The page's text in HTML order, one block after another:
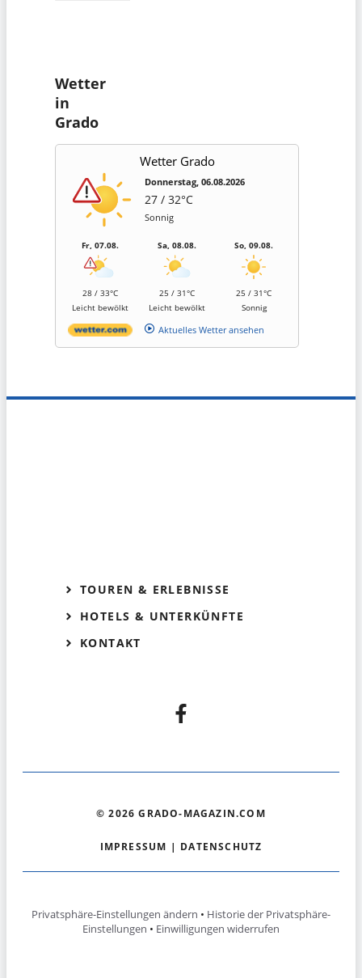
Wetter
in
Grado
Wetter Grado
Donnerstag, 06.08.2026
27 / 32°C
Sonnig
Fr, 07.08.
28 / 33°C
Leicht bewölkt
Sa, 08.08.
25 / 31°C
Leicht bewölkt
So, 09.08.
25 / 31°C
Sonnig
Aktuelles Wetter ansehen
TOUREN & ERLEBNISSE
HOTELS & UNTERKÜNFTE
KONTAKT
© 2026 GRADO-MAGAZIN.COM
IMPRESSUM | DATENSCHUTZ
Privatsphäre-Einstellungen ändern • Historie der Privatsphäre-
Einstellungen • Einwilligungen widerrufen